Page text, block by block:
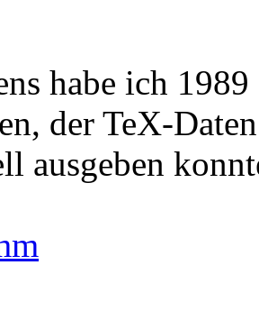
habe ich
der TeX-
ausgeben